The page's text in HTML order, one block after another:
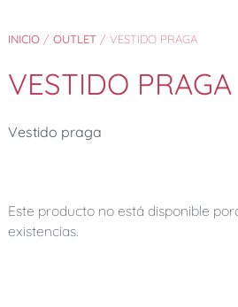
INICIO / OUTLET / VESTIDO PRAGA
VESTIDO PRAGA
Vestido praga
Este producto no está disponible
existencias.